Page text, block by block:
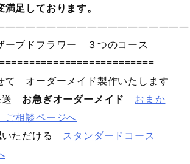
足しております。
ーブドフラワー ３つのコース
て オーダーメイド製作いたします
送 お急ぎオーダーメイド
おまか
相談ページへ
いただける スタンダードコース